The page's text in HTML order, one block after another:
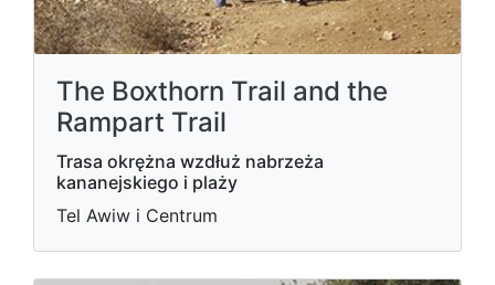
The Boxthorn Trail and the
Rampart Trail
Trasa okrężna wzdłuż nabrzeża
kananejskiego i plaży
Tel Awiw i Centrum